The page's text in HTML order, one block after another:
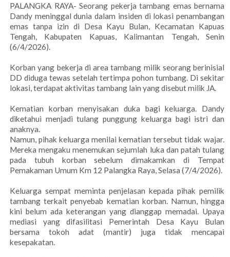
PALANGKA RAYA- Seorang pekerja tambang emas bernama
Dandy meninggal dunia dalam insiden di lokasi penambangan
emas tanpa izin di Desa Kayu Bulan, Kecamatan Kapuas
Tengah, Kabupaten Kapuas, Kalimantan Tengah, Senin
(6/4/2026).
Korban yang bekerja di area tambang milik seorang berinisial
DD diduga tewas setelah tertimpa pohon tumbang. Di sekitar
lokasi, terdapat aktivitas tambang lain yang disebut milik JA.
Kematian korban menyisakan duka bagi keluarga. Dandy
diketahui menjadi tulang punggung keluarga bagi istri dan
anaknya.
Namun, pihak keluarga menilai kematian tersebut tidak wajar.
Mereka mengaku menemukan sejumlah luka dan patah tulang
pada tubuh korban sebelum dimakamkan di Tempat
Pemakaman Umum Km 12 Palangka Raya, Selasa (7/4/2026).
Keluarga sempat meminta penjelasan kepada pihak pemilik
tambang terkait penyebab kematian korban. Namun, hingga
kini belum ada keterangan yang dianggap memadai. Upaya
mediasi yang difasilitasi Pemerintah Desa Kayu Bulan
bersama tokoh adat (mantir) juga tidak mencapai
kesepakatan.